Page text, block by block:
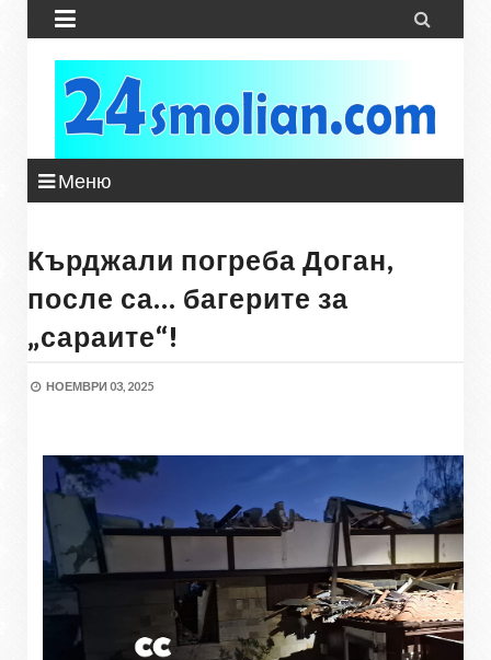
 
Меню
Кърджали погреба Доган,
после са… багерите за
„сараите“!
НОЕМВРИ 03, 2025